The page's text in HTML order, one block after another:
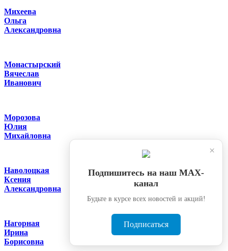
Михеева
Ольга
Александровна
Монастырский
Вячеслав
Иванович
Морозова
Юлия
Михайловна
Наволоцкая
Ксения
Александровна
Нагорная
Ирина
Борисовна
×
Подпишитесь на наш МАХ-
канал
Будьте в курсе всех новостей и акций!
Подписаться